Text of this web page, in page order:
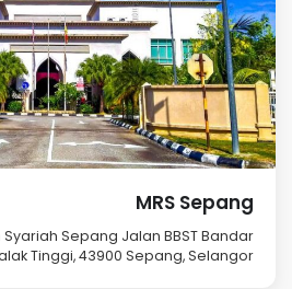
MRS Sepang
Sepang Jalan BBST Bandar
Tinggi, 43900 Sepang, Selangor